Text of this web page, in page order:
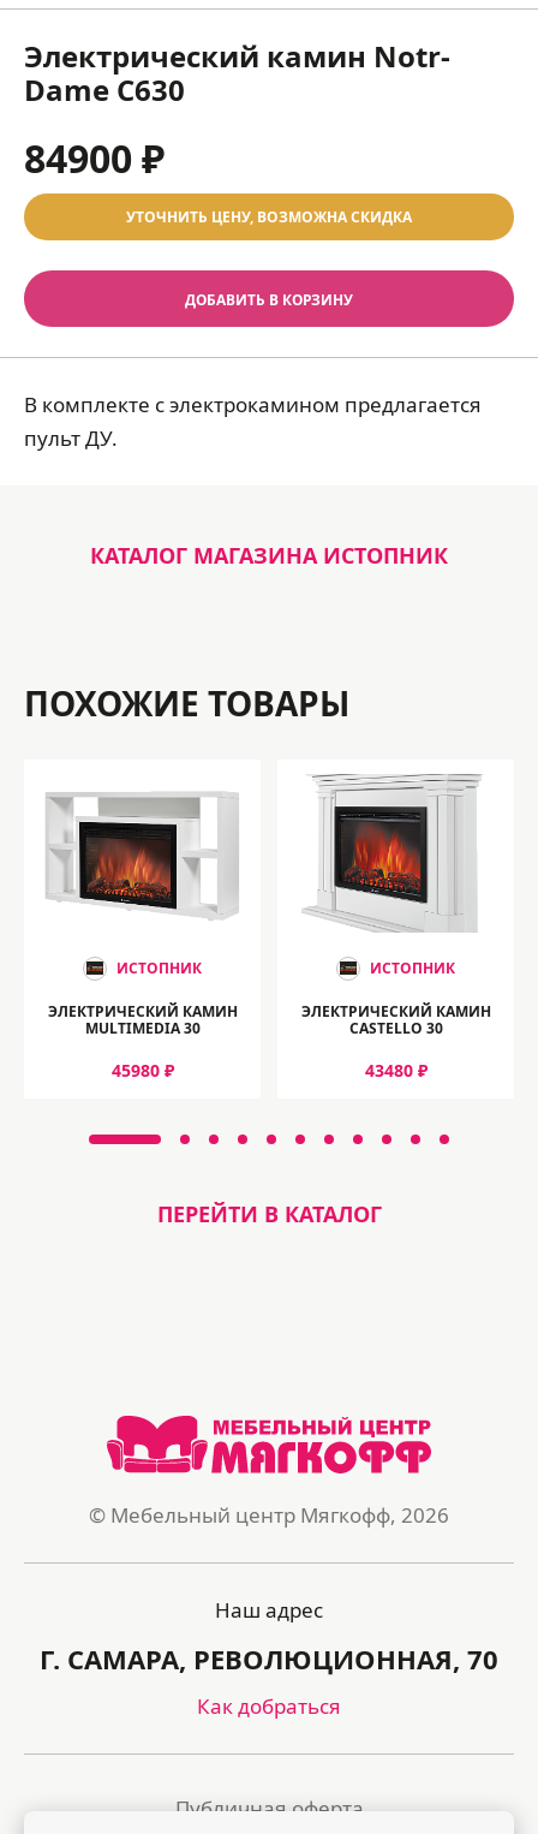
Электрический камин Notr-
Dame C630
84900 ₽
УТОЧНИТЬ ЦЕНУ, ВОЗМОЖНА СКИДКА
ДОБАВИТЬ В КОРЗИНУ
В комплекте с электрокамином предлагается
пульт ДУ.
КАТАЛОГ МАГАЗИНА ИСТОПНИК
ПОХОЖИЕ ТОВАРЫ
ИСТОПНИК
ЭЛЕКТРИЧЕСКИЙ КАМИН
MULTIMEDIA 30
45980 ₽
ИСТОПНИК
ЭЛЕКТРИЧЕСКИЙ КАМИН
CASTELLO 30
43480 ₽
ПЕРЕЙТИ В КАТАЛОГ
© Мебельный центр Мягкофф, 2026
Наш адрес
Г. САМАРА, РЕВОЛЮЦИОННАЯ, 70
Как добраться
Публичная оферта